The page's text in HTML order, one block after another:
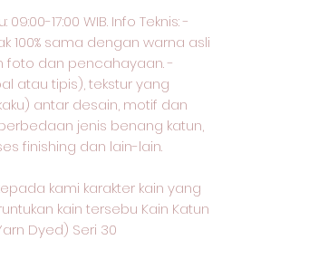
17:00 WIB. Info Teknis: -
100% sama dengan warna asli
foto dan pencahayaan. -
atau tipis), tekstur yang
antar desain, motif dan
jenis benang katun,
finishing dan lain-lain.
kami karakter kain yang
kain tersebu Kain Katun
Dyed) Seri 30